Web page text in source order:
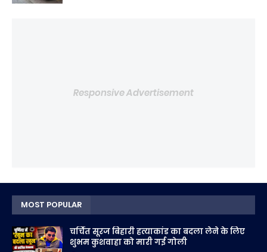
Responsive Advertisement
MOST POPULAR
चर्चित सूरज बिहारी हत्याकांड का बदला लेने के लिए
शुभम कुशवाहा को मारी गई गोली